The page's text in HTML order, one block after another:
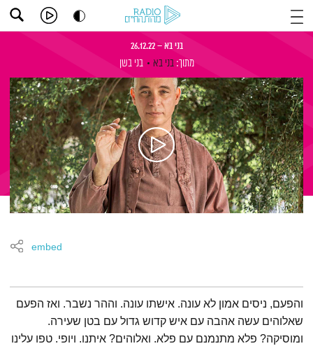
בני בא – 26.12.22
מתוך: בני בא בני בשן
embed
תמצית הפודקאסט
והפעם, ניסים אמון לא עונה. אישתו עונה. וההר נשבר. ואז הפעם
שאלוהים עשה אהבה עם איש קדוש גדול עם בטן שעירה.
ומוסיקה? פלא מתנמנם עם פלא. ואלוהים? איתנו. ויופי. טפו עלינו